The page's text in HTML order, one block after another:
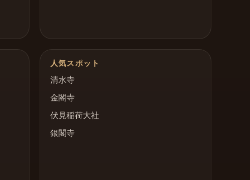
人気スポット
清水寺
金閣寺
伏見稲荷大社
銀閣寺